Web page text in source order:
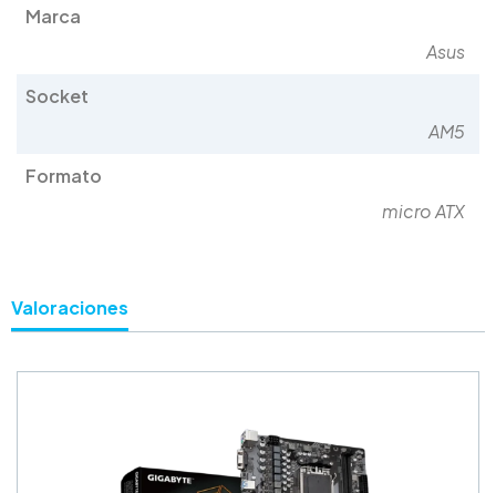
Marca
Asus
Socket
AM5
Formato
micro ATX
Valoraciones